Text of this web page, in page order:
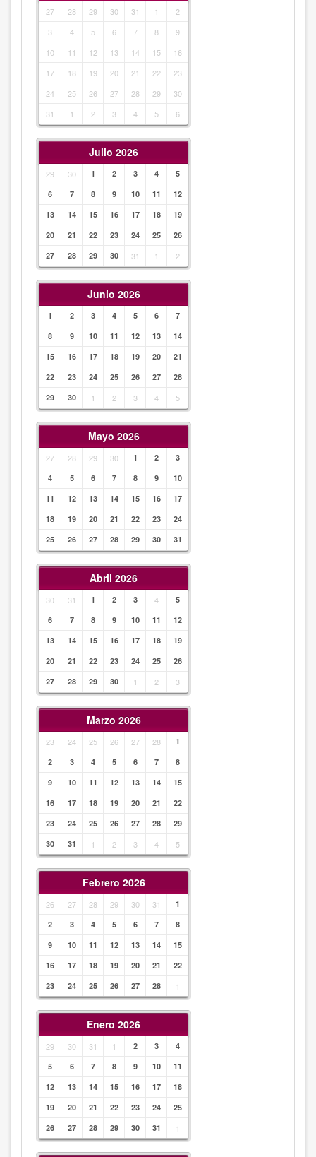
27 28 29 30 31 1
2
3
4 5 6 7 8
9
10
11 12 13 14 15
16
17
18 19 20 21 22
23
24
25 26 27 28 29
30
31
1 2 3 4 5 6
Julio 2026
29 30 1 2 3 4
5
6
7 8 9 10 11
12
13
14 15 16 17 18
19
20
21 22 23 24 25
26
27
28 29 30 31 1 2
Junio 2026
1 2 3 4 5 6
7
8
9 10 11 12 13
14
15
16 17 18 19 20
21
22
23 24 25 26 27
28
29
30 1 2 3 4 5
Mayo 2026
27 28 29 30 1 2
3
4
5 6 7 8 9
10
11
12 13 14 15 16
17
18
19 20 21 22 23
24
25
26 27 28 29 30 31
Abril 2026
30 31 1 2 3 4
5
6
7 8 9 10 11
12
13
14 15 16 17 18
19
20
21 22 23 24 25
26
27
28 29 30 1 2 3
Marzo 2026
23 24 25 26 27 28
1
2
3 4 5 6 7
8
9
10 11 12 13 14
15
16
17 18 19 20 21
22
23
24 25 26 27 28
29
30
31 1 2 3 4 5
Febrero 2026
26 27 28 29 30 31
1
2
3 4 5 6 7
8
9
10 11 12 13 14
15
16
17 18 19 20 21
22
23
24 25 26 27 28 1
Enero 2026
29 30 31 1 2 3
4
5
6 7 8 9 10
11
12
13 14 15 16 17
18
19
20 21 22 23 24
25
26
27 28 29 30 31 1